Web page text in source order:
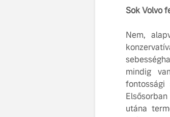
Sok Volvo
Nem,
mindig
utána